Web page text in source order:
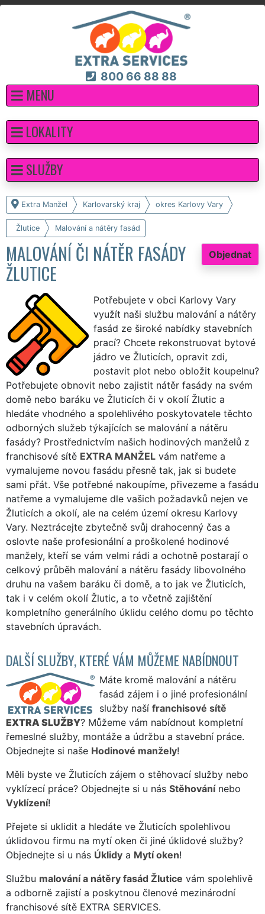
800 66 88 88
MENU
Extra Manžel Karlovarský kraj okres Karlovy Vary
Žlutice Malování a nátěry fasád
Objednat
MALOVÁNÍ ČI NÁTĚR FASÁDY
ŽLUTICE
Potřebujete v obci Karlovy Vary
využít naši službu malování a nátěry
fasád ze široké nabídky stavebních
prací? Chcete rekonstruovat bytové
jádro ve Žluticích, opravit zdi,
postavit plot nebo obložit koupelnu?
Potřebujete obnovit nebo zajistit nátěr fasády na svém
domě nebo baráku ve Žluticích či v okolí Žlutic a
hledáte vhodného a spolehlivého poskytovatele těchto
odborných služeb týkajících se malování a nátěru
fasády? Prostřednictvím našich hodinových manželů z
franchisové sítě EXTRA MANŽEL vám natřeme a
vymalujeme novou fasádu přesně tak, jak si budete
sami přát. Vše potřebné nakoupíme, přivezeme a fasádu
natřeme a vymalujeme dle vašich požadavků nejen ve
Žluticích a okolí, ale na celém území okresu Karlovy
Vary. Neztrácejte zbytečně svůj drahocenný čas a
oslovte naše profesionální a proškolené hodinové
manžely, kteří se vám velmi rádi a ochotně postarají o
celkový průběh malování a nátěru fasády libovolného
druhu na vašem baráku či domě, a to jak ve Žluticích,
tak i v celém okolí Žlutic, a to včetně zajištění
kompletního generálního úklidu celého domu po těchto
stavebních úpravách.
DALŠÍ SLUŽBY, KTERÉ VÁM MŮŽEME NABÍDNOUT
Máte kromě malování a nátěru
fasád zájem i o jiné profesionální
služby naší franchisové sítě
EXTRA SLUŽBY? Můžeme vám nabídnout kompletní
řemeslné služby, montáže a údržbu a stavební práce.
Objednejte si naše Hodinové manžely!
Měli byste ve Žluticích zájem o stěhovací služby nebo
vyklízecí práce? Objednejte si u nás Stěhovánínebo
Vyklízení!
Přejete si uklidit a hledáte ve Žluticích spolehlivou
úklidovou firmu na mytí oken či jiné úklidové služby?
Objednejte si u nás Úklidy a Mytí oken!
Službu malování a nátěry fasád Žlutice vám spolehlivě
a odborně zajistí a poskytnou členové mezinárodní
franchisové sítě EXTRA SERVICES.
LOKALITY
SLUŽBY